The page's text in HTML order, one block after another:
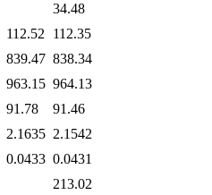
34.48
112.52
112.35
839.47 838.34
963.15 964.13
91.78
91.46
2.1635 2.1542
0.0433 0.0431
213.02